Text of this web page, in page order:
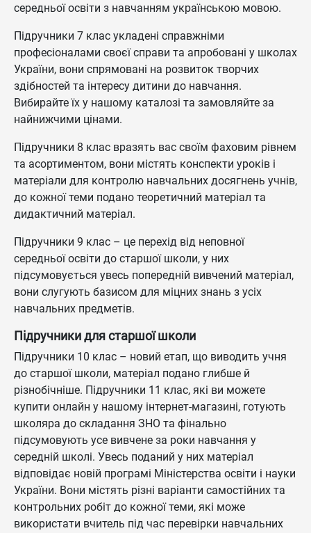
середньої освіти з навчанням українською мовою.
Підручники 7 клас укладені справжніми
професіоналами своєї справи та апробовані у школах
України, вони спрямовані на розвиток творчих
здібностей та інтересу дитини до навчання.
Вибирайте їх у нашому каталозі та замовляйте за
найнижчими цінами.
Підручники 8 клас вразять вас своїм фаховим рівнем
та асортиментом, вони містять конспекти уроків і
матеріали для контролю навчальних досягнень учнів,
до кожної теми подано теоретичний матеріал та
дидактичний матеріал.
Підручники 9 клас – це перехід від неповної
середньої освіти до старшої школи, у них
підсумовується увесь попередній вивчений матеріал,
вони слугують базисом для міцних знань з усіх
навчальних предметів.
Підручники для старшої школи
Підручники 10 клас – новий етап, що виводить учня
до старшої школи, матеріал подано глибше й
різнобічніше. Підручники 11 клас, які ви можете
купити онлайн у нашому інтернет-магазині, готують
школяра до складання ЗНО та фінально
підсумовують усе вивчене за роки навчання у
середній школі. Увесь поданий у них матеріал
відповідає новій програмі Міністерства освіти і науки
України. Вони містять різні варіанти самостійних та
контрольних робіт до кожної теми, які може
використати вчитель під час перевірки навчальних